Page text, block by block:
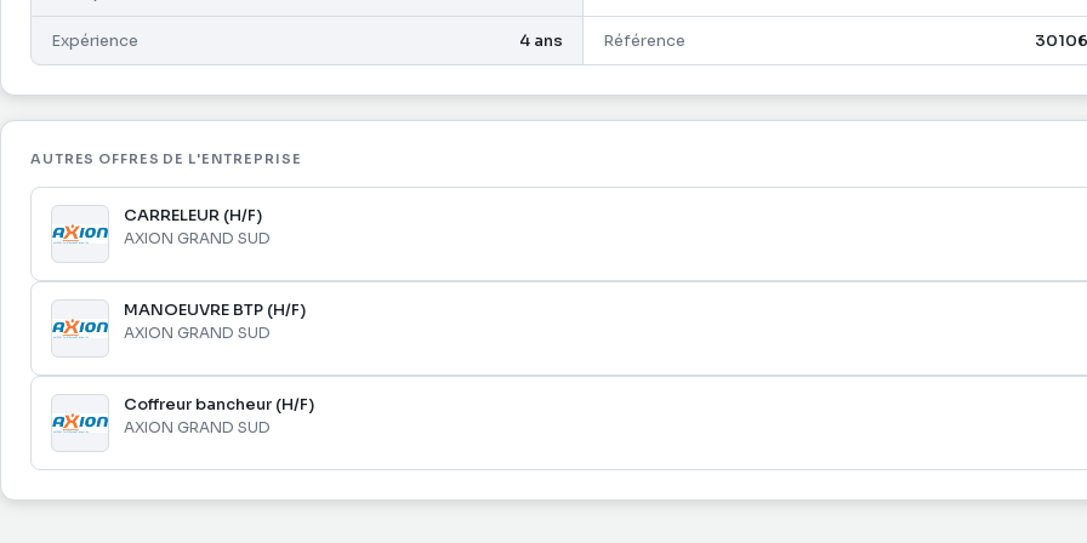
Expérience 4 ans Référence
AUTRES OFFRES DE L'ENTREPRISE
CARRELEUR (H/F)
AXION GRAND SUD
MANOEUVRE BTP (H/F)
AXION GRAND SUD
Coffreur bancheur (H/F)
AXION GRAND SUD